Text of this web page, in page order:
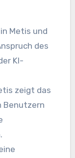
Metis und
des
KI-
zeigt das
Benutzern